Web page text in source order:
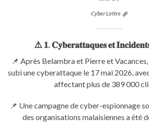
Cyber Lettre
⚠️ 𝟏. 𝐂𝐲𝐛𝐞𝐫𝐚𝐭𝐭𝐚𝐪𝐮𝐞𝐬 𝐞𝐭
📌 Après Belambra et Pierre et
subi une cyberattaque le 17 mai 2026,
affectant plus de 389 000
📌 Une campagne de cyber-espionnage
des organisations malaisiennes a été